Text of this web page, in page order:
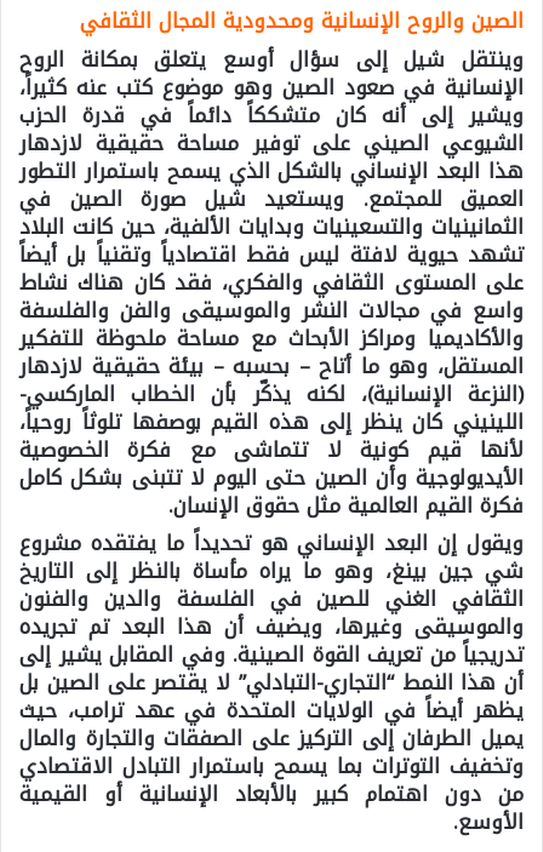
الصين والروح الإنسانية ومحدودية المجال الثقافي
وينتقل شيل إلى سؤال أوسع يتعلق بمكانة الروح
الإنسانية في صعود الصين وهو موضوع كتب عنه كثيراً،
ويشير إلى أنه كان متشككاً دائماً في قدرة الحزب
الشيوعي الصيني على توفير مساحة حقيقية لازدهار
هذا البعد الإنساني بالشكل الذي يسمح باستمرار التطور
العميق للمجتمع. ويستعيد شيل صورة الصين في
الثمانينيات والتسعينيات وبدايات الألفية، حين كانت البلاد
تشهد حيوية لافتة ليس فقط اقتصادياً وتقنياً بل أيضاً
على المستوى الثقافي والفكري، فقد كان هناك نشاط
واسع في مجالات النشر والموسيقى والفن والفلسفة
والأكاديميا ومراكز الأبحاث مع مساحة ملحوظة للتفكير
المستقل، وهو ما أتاح – بحسبه – بيئة حقيقية لازدهار
(النزعة الإنسانية)، لكنه يذكّر بأن الخطاب الماركسي-
اللينيني كان ينظر إلى هذه القيم بوصفها تلوثاً روحياً،
لأنها قيم كونية لا تتماشى مع فكرة الخصوصية
الأيديولوجية وأن الصين حتى اليوم لا تتبنى بشكل كامل
فكرة القيم العالمية مثل حقوق الإنسان.
ويقول إن البعد الإنساني هو تحديداً ما يفتقده مشروع
شي جين بينغ، وهو ما يراه مأساة بالنظر إلى التاريخ
الثقافي الغني للصين في الفلسفة والدين والفنون
والموسيقى وغيرها، ويضيف أن هذا البعد تم تجريده
تدريجياً من تعريف القوة الصينية. وفي المقابل يشير إلى
أن هذا النمط “التجاري-التبادلي” لا يقتصر على الصين بل
يظهر أيضاً في الولايات المتحدة في عهد ترامب، حيث
يميل الطرفان إلى التركيز على الصفقات والتجارة والمال
وتخفيف التوترات بما يسمح باستمرار التبادل الاقتصادي
من دون اهتمام كبير بالأبعاد الإنسانية أو القيمية
الأوسع.